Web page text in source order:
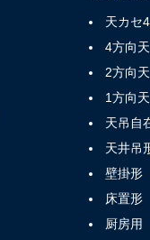
天カセ
4方向
2方向
1方向
天吊自
天井吊
壁掛形
床置形
厨房用